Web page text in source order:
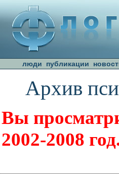
люди публикации
Архив
Вы
2002-2008